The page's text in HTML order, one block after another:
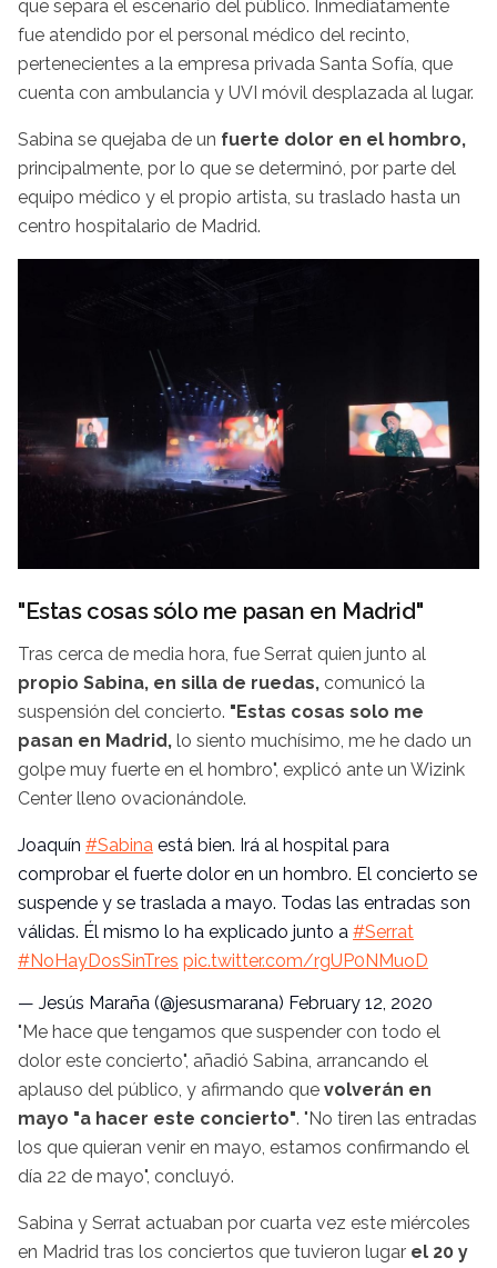
que separa el escenario del público. Inmediatamente
fue atendido por el personal médico del recinto,
pertenecientes a la empresa privada Santa Sofía, que
cuenta con ambulancia y UVI móvil desplazada al lugar.
Sabina se quejaba de un fuerte dolor en el hombro,
principalmente, por lo que se determinó, por parte del
equipo médico y el propio artista, su traslado hasta un
centro hospitalario de Madrid.
"Estas cosas sólo me pasan en Madrid"
Tras cerca de media hora, fue Serrat quien junto al
propio Sabina, en silla de ruedas, comunicó la
suspensión del concierto. "Estas cosas solo me
pasan en Madrid, lo siento muchísimo, me he dado un
golpe muy fuerte en el hombro", explicó ante un Wizink
Center lleno ovacionándole.
Joaquín #Sabina está bien. Irá al hospital para
comprobar el fuerte dolor en un hombro. El concierto se
suspende y se traslada a mayo. Todas las entradas son
válidas. Él mismo lo ha explicado junto a #Serrat
#NoHayDosSinTres pic.twitter.com/rgUP0NMuoD
— Jesús Maraña (@jesusmarana) February 12, 2020
"Me hace que tengamos que suspender con todo el
dolor este concierto", añadió Sabina, arrancando el
aplauso del público, y afirmando que volverán en
mayo "a hacer este concierto". "No tiren las entradas
los que quieran venir en mayo, estamos confirmando el
día 22 de mayo", concluyó.
Sabina y Serrat actuaban por cuarta vez este miércoles
en Madrid tras los conciertos que tuvieron lugar el 20 y